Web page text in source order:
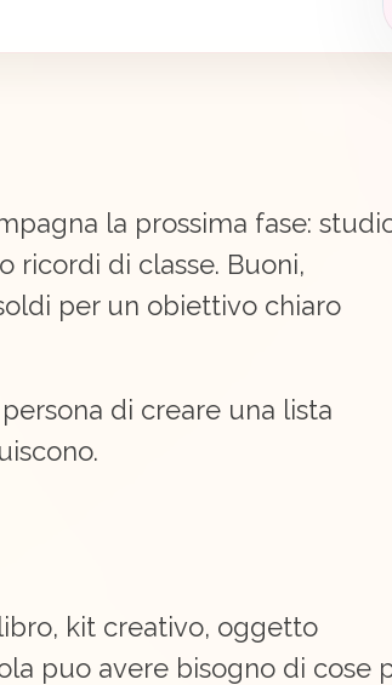
la prossima fase:
ricordi di classe. Buoni,
per un obiettivo chiaro
di creare una lista
kit creativo, oggetto
puo avere bisogno di cose